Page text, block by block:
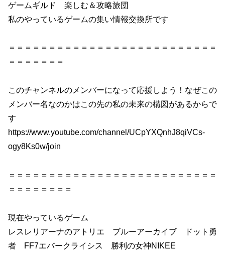
ゲームギルド 楽しむ＆攻略旅団
私のやっているゲームの集い情報交換所です
＝＝＝＝＝＝＝＝＝＝＝＝＝＝＝＝＝＝＝＝＝＝＝＝＝＝
＝＝＝＝＝＝＝
このチャンネルのメンバーになって応援しよう！なぜこの
メンバー名なのかはこの先の私の未来の構図があるからで
す
https://www.youtube.com/channel/UCpYXQnhJ8qiVCs-
ogy8Ks0w/join
＝＝＝＝＝＝＝＝＝＝＝＝＝＝＝＝＝＝＝＝＝＝＝＝＝＝
＝＝＝＝＝＝＝＝
現在やっているゲーム
レスレリアーナのアトリエ ブルーアーカイブ ドット勇
者 FF7エバークライシス 勝利の女神NIKEE